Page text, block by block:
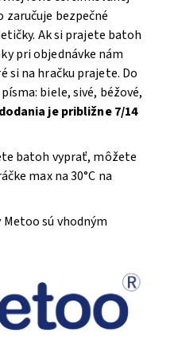
zaručuje bezpečné
Ak si prajete batoh
pri objednávke nám
si na hračku prajete. Do
biele, sivé, béžové,
je približne 7/14
batoh vyprať, môžete
max na 30°C na
sú vhodným